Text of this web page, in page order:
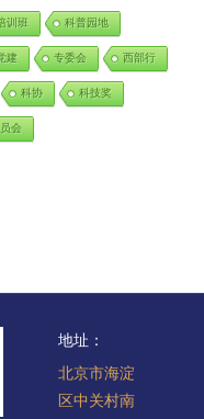
训班 科普园地
建 专委会 西部行
科协 科技奖
会
地址：
北京市海淀
区中关村南